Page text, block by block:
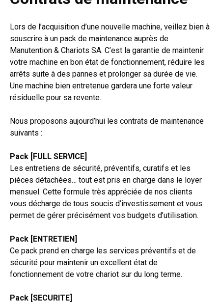
Lors de l’acquisition d’une nouvelle machine, veillez bien à
souscrire à un pack de maintenance auprès de
Manutention & Chariots SA. C’est la garantie de maintenir
votre machine en bon état de fonctionnement, réduire les
arrêts suite à des pannes et prolonger sa durée de vie.
Une machine bien entretenue gardera une forte valeur
résiduelle pour sa revente.
Nous proposons aujourd’hui les contrats de maintenance
suivants :
Pack [FULL SERVICE]
Les entretiens de sécurité, préventifs, curatifs et les
pièces détachées… tout est pris en charge dans le loyer
mensuel. Cette formule très appréciée de nos clients
vous décharge de tous soucis d’investissement et vous
permet de gérer précisément vos budgets d’utilisation.
Pack [ENTRETIEN]
Ce pack prend en charge les services préventifs et de
sécurité pour maintenir un excellent état de
fonctionnement de votre chariot sur du long terme.
Pack [SECURITE]